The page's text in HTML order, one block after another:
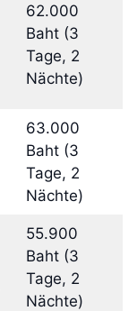
62.000
Baht (3
Tage, 2
Nächte)
63.000
Baht (3
Tage, 2
Nächte)
55.900
Baht (3
Tage, 2
Nächte)